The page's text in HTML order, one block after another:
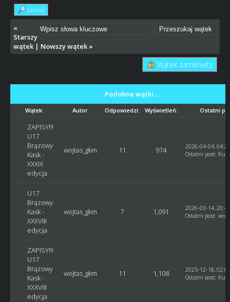
Szukaj
«
Starszy
wątek| Nowszy wątek»
Wątek zamknięty
Podobne wątki…
Wątek: Autor Odpowiedzi: Wyświetleń: Ostatni
ZAPISY!!!
U17
Brązowy
Kask -
XXXIX
edycja
wojtas_gkm 11 974
2026-04-04,
Ostatni post: Kusy
U17
Brązowy
Kask -
XXXVIII
edycja
wojtas_gkm 7 1,091
2026-03-14,
Ostatni post:
ZAPISY!!!
U17
Brązowy
Kask -
XXXVIII
edycja
wojtas_gkm 11 1,108
2025-12-18,
Ostatni post: Kusy